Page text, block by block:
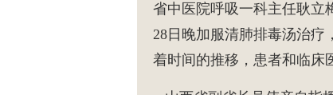
省中医院呼吸一科主任耿立
28日晚加服清肺排毒汤治疗
着时间的推移，患者和临床